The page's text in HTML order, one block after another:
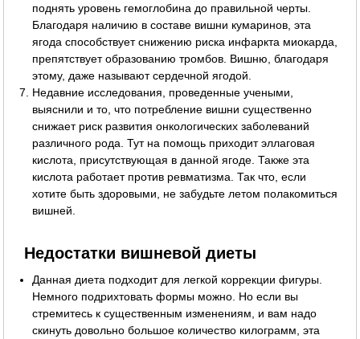
поднять уровень гемоглобина до правильной черты.
Благодаря наличию в составе вишни кумаринов, эта
ягода способствует снижению риска инфаркта миокарда,
препятствует образованию тромбов. Вишню, благодаря
этому, даже называют сердечной ягодой.
Недавние исследования, проведенные учеными,
выяснили и то, что потребление вишни существенно
снижает риск развития онкологических заболеваний
различного рода. Тут на помощь приходит эллаговая
кислота, присутствующая в данной ягоде. Также эта
кислота работает против ревматизма. Так что, если
хотите быть здоровыми, не забудьте летом полакомиться
вишней.
Недостатки вишневой диеты
Данная диета подходит для легкой коррекции фигуры.
Немного подрихтовать формы можно. Но если вы
стремитесь к существенным изменениям, и вам надо
скинуть довольно большое количество килограмм, эта